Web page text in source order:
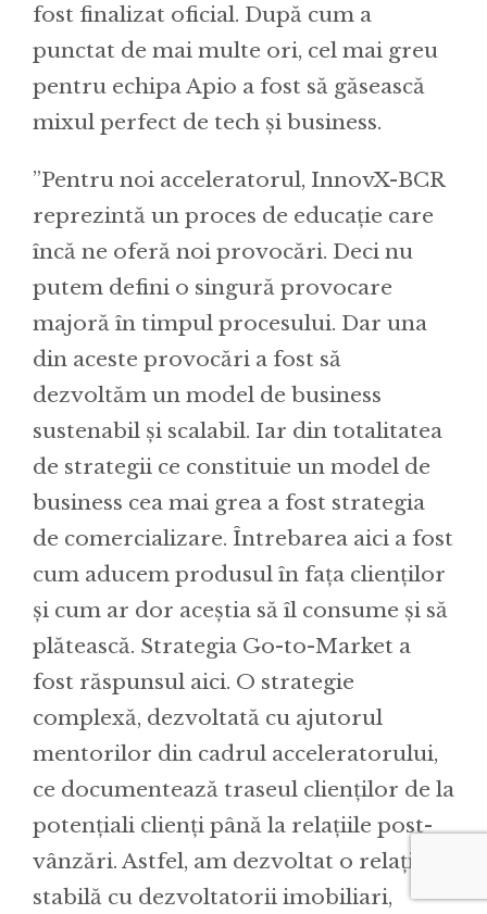
fost finalizat oficial. După cum a
punctat de mai multe ori, cel mai greu
pentru echipa Apio a fost să găsească
mixul perfect de tech și business.
”Pentru noi acceleratorul, InnovX-BCR
reprezintă un proces de educație care
încă ne oferă noi provocări. Deci nu
putem defini o singură provocare
majoră în timpul procesului. Dar una
din aceste provocări a fost să
dezvoltăm un model de business
sustenabil și scalabil. Iar din totalitatea
de strategii ce constituie un model de
business cea mai grea a fost strategia
de comercializare. Întrebarea aici a fost
cum aducem produsul în fața clienților
și cum ar dor aceștia să îl consume și să
plătească. Strategia Go-to-Market a
fost răspunsul aici. O strategie
complexă, dezvoltată cu ajutorul
mentorilor din cadrul acceleratorului,
ce documentează traseul clienților de la
potențiali clienți până la relațiile post-
vânzări. Astfel, am dezvoltat o relație
stabilă cu dezvoltatorii imobiliari,